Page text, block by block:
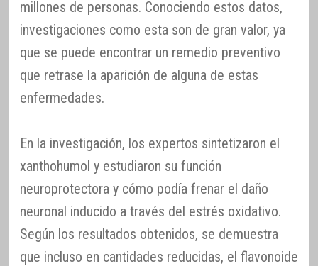
millones de personas. Conociendo estos datos,
investigaciones como esta son de gran valor, ya
que se puede encontrar un remedio preventivo
que retrase la aparición de alguna de estas
enfermedades.
En la investigación, los expertos sintetizaron el
xanthohumol y estudiaron su función
neuroprotectora y cómo podía frenar el daño
neuronal inducido a través del estrés oxidativo.
Según los resultados obtenidos, se demuestra
que incluso en cantidades reducidas, el flavonoide